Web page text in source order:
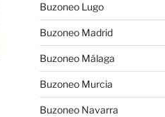
Buzoneo Lugo
Buzoneo Madrid
Buzoneo Málaga
Buzoneo Murcia
Buzoneo Navarra